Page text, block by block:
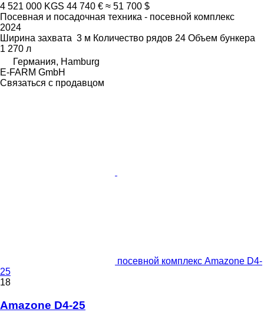
4 521 000 KGS 44 740 € ≈ 51 700 $
Посевная и посадочная техника - посевной комплекс
2024
Ширина захвата 3 м Количество рядов 24 Объем бункера
1 270 л
Германия, Hamburg
E-FARM GmbH
Связаться с продавцом
посевной комплекс Amazone D4-
25
18
Amazone D4-25